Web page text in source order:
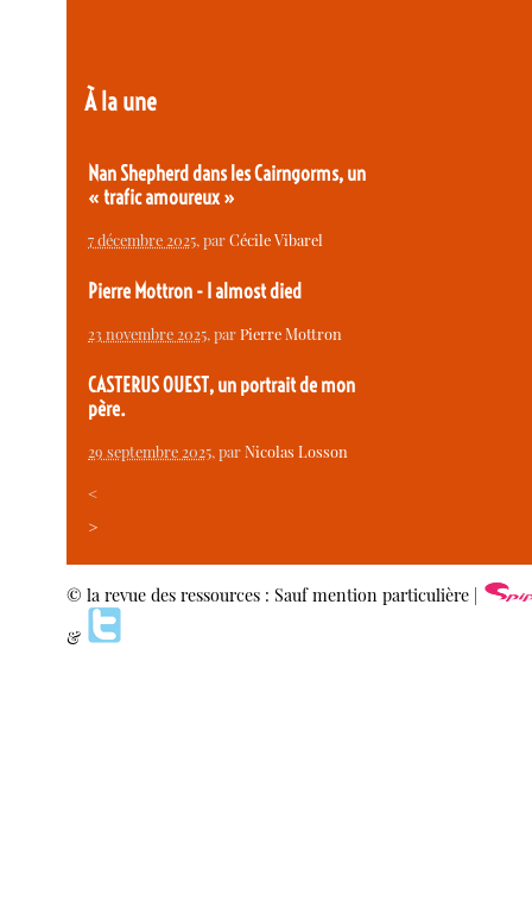
À la une
Nan Shepherd dans les Cairngorms, un
« trafic amoureux »
7 décembre 2025, parCécile Vibarel
Pierre Mottron - I almost died
23 novembre 2025, parPierre Mottron
CASTERUS OUEST, un portrait de mon
père.
29 septembre 2025, parNicolas Losson
<
>
© la revue des ressources : Sauf mention particulière |
&